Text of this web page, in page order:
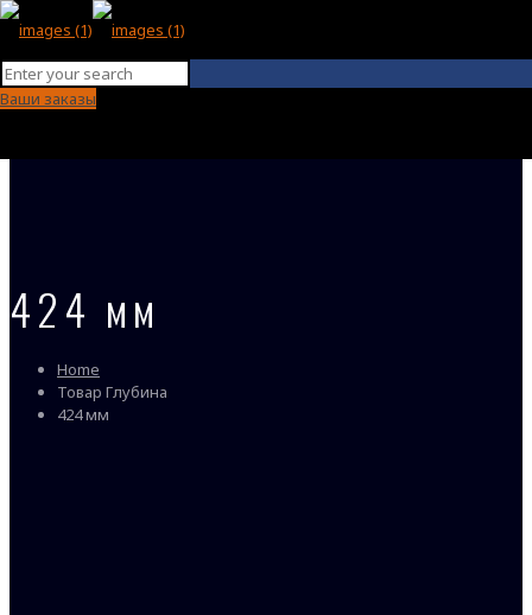
Ваши заказы
424 мм
Home
Товар Глубина
424 мм